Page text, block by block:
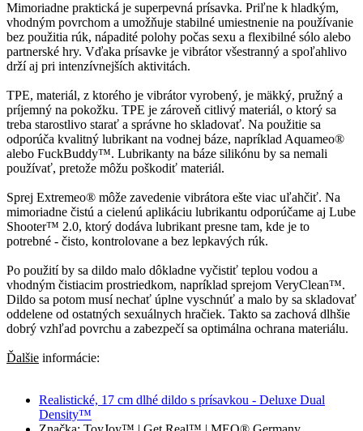
Mimoriadne praktická je superpevná prísavka. Priľne k hladkým,
vhodným povrchom a umožňuje stabilné umiestnenie na používanie
bez použitia rúk, nápadité polohy počas sexu a flexibilné sólo alebo
partnerské hry. Vďaka prísavke je vibrátor všestranný a spoľahlivo
drží aj pri intenzívnejších aktivitách.
TPE, materiál, z ktorého je vibrátor vyrobený, je mäkký, pružný a
príjemný na pokožku. TPE je zároveň citlivý materiál, o ktorý sa
treba starostlivo starať a správne ho skladovať. Na použitie sa
odporúča kvalitný lubrikant na vodnej báze, napríklad Aquameo®
alebo FuckBuddy™. Lubrikanty na báze silikónu by sa nemali
používať, pretože môžu poškodiť materiál.
Sprej Extremeo® môže zavedenie vibrátora ešte viac uľahčiť. Na
mimoriadne čistú a cielenú aplikáciu lubrikantu odporúčame aj Lube
Shooter™ 2.0, ktorý dodáva lubrikant presne tam, kde je to
potrebné - čisto, kontrolovane a bez lepkavých rúk.
Po použití by sa dildo malo dôkladne vyčistiť teplou vodou a
vhodným čistiacim prostriedkom, napríklad sprejom VeryClean™.
Dildo sa potom musí nechať úplne vyschnúť a malo by sa skladovať
oddelene od ostatných sexuálnych hračiek. Takto sa zachová dlhšie
dobrý vzhľad povrchu a zabezpečí sa optimálna ochrana materiálu.
Ďalšie informácie:
Realistické, 17 cm dlhé dildo s prísavkou - Deluxe Dual
Density™